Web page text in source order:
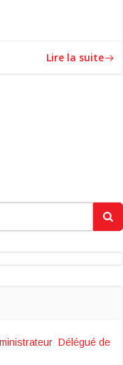
Lire la suite
Délégué de